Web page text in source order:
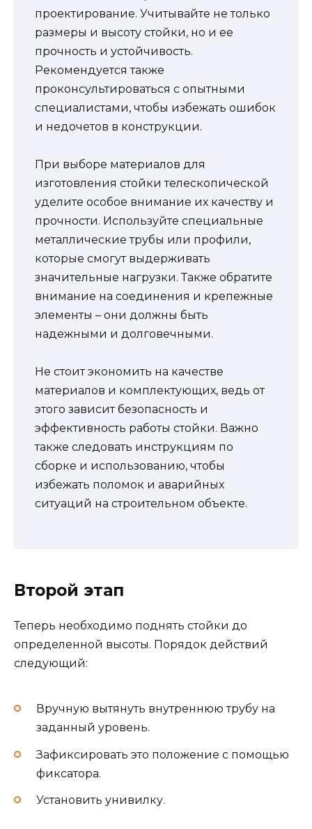
проектирование. Учитывайте не только
размеры и высоту стойки, но и ее
прочность и устойчивость.
Рекомендуется также
проконсультироваться с опытными
специалистами, чтобы избежать ошибок
и недочетов в конструкции.
При выборе материалов для
изготовления стойки телескопической
уделите особое внимание их качеству и
прочности. Используйте специальные
металлические трубы или профили,
которые смогут выдерживать
значительные нагрузки. Также обратите
внимание на соединения и крепежные
элементы – они должны быть
надежными и долговечными.
Не стоит экономить на качестве
материалов и комплектующих, ведь от
этого зависит безопасность и
эффективность работы стойки. Важно
также следовать инструкциям по
сборке и использованию, чтобы
избежать поломок и аварийных
ситуаций на строительном объекте.
Второй этап
Теперь необходимо поднять стойки до
определенной высоты. Порядок действий
следующий:
Вручную вытянуть внутреннюю трубу на
заданный уровень.
Зафиксировать это положение с помощью
фиксатора.
Установить унивилку.